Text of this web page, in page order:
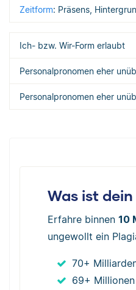
Zeitform: Präsens,
Ich- bzw. Wir-Form erlaubt
Personalpronomen eher
Personalpronomen eher
Was ist dein
Erfahre binnen 10
ungewollt ein
70+
69+